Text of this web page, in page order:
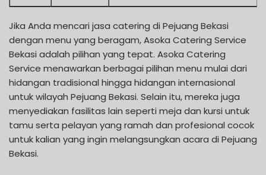
Jika Anda mencari jasa catering di Pejuang Bekasi
dengan menu yang beragam, Asoka Catering Service
Bekasi adalah pilihan yang tepat. Asoka Catering
Service menawarkan berbagai pilihan menu mulai dari
hidangan tradisional hingga hidangan internasional
untuk wilayah Pejuang Bekasi. Selain itu, mereka juga
menyediakan fasilitas lain seperti meja dan kursi untuk
tamu serta pelayan yang ramah dan profesional cocok
untuk kalian yang ingin melangsungkan acara di Pejuang
Bekasi.